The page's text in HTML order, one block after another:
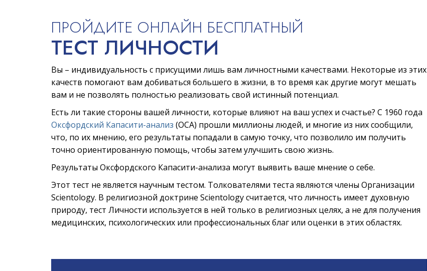
ПРОЙДИТЕ ОНЛАЙН БЕСПЛАТНЫЙ
ТЕСТ ЛИЧНОСТИ
Вы – индивидуальность с присущими лишь вам личностными качествами. Некоторые из этих
качеств помогают вам добиваться большего в жизни, в то время как другие могут мешать
вам и не позволять полностью реализовать свой истинный потенциал.
Есть ли такие стороны вашей личности, которые влияют на ваш успех и счастье? С 1960 года
Оксфордский Капасити-анализ (ОСА) прошли миллионы людей, и многие из них сообщили,
что, по их мнению, его результаты попадали в самую точку, что позволило им получить
точно ориентированную помощь, чтобы затем улучшить свою жизнь.
Результаты Оксфордского Капасити-анализа могут выявить ваше мнение о себе.
Этот тест не является научным тестом. Толкователями теста являются члены Организации
Scientology. В религиозной доктрине Scientology считается, что личность имеет духовную
природу, тест Личности используется в ней только в религиозных целях, а не для получения
медицинских, психологических или профессиональных благ или оценки в этих областях.